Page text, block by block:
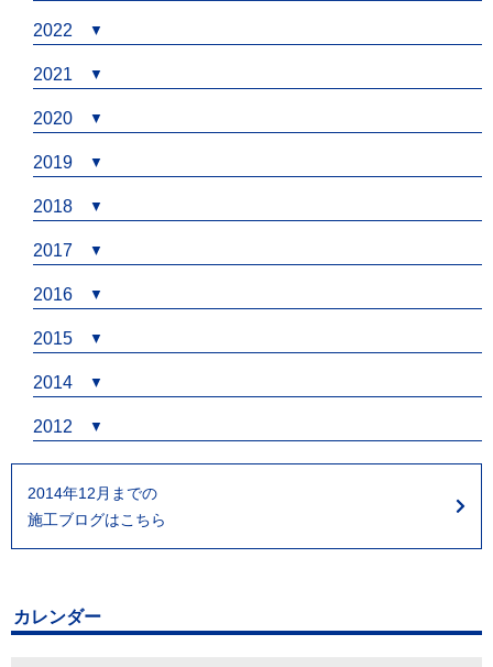
2022
2021
2020
2019
2018
2017
2016
2015
2014
2012
2014年12月までの
施工ブログはこちら
カレンダー